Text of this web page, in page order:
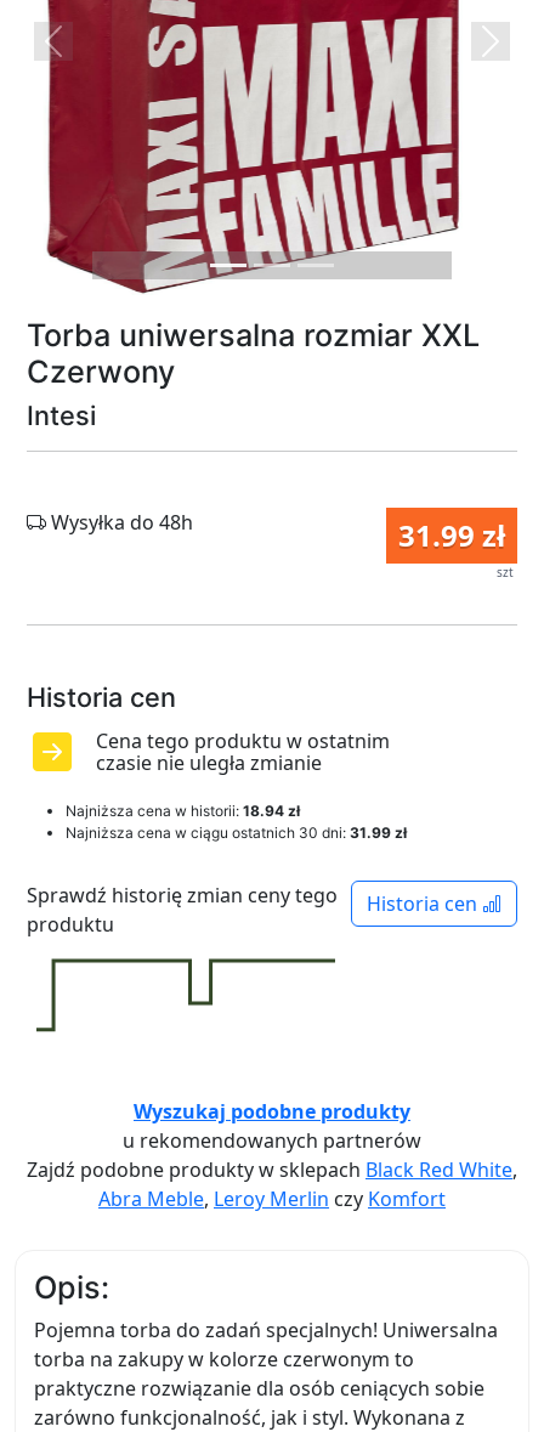
Previous Next
Torba uniwersalna rozmiar XXL
Czerwony
Intesi
31.99 zł
szt
Wysyłka do 48h
Historia cen
Cena tego produktu w ostatnim
czasie nie uległa zmianie
Najniższa cena w historii: 18.94 zł
Najniższa cena w ciągu ostatnich 30 dni: 31.99 zł
Historia cen
Sprawdź historię zmian ceny tego
produktu
Wyszukaj podobne produkty
u rekomendowanych partnerów
Zajdź podobne produkty w sklepach Black Red White,
Abra Meble, Leroy Merlin czy Komfort
Opis:
Pojemna torba do zadań specjalnych! Uniwersalna
torba na zakupy w kolorze czerwonym to
praktyczne rozwiązanie dla osób ceniących sobie
zarówno funkcjonalność, jak i styl. Wykonana z